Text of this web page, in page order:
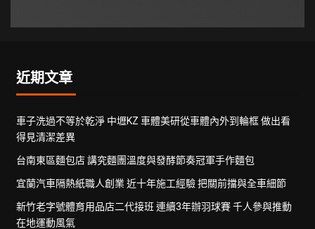
近期文章
車子洗過不等於乾淨 中壢KZ 車體美研從車體內外到輪框 做出看
得見清潔差異
台南東區麵包店 講究麵團溫度與發酵節奏冠軍手作麵包
宜蘭汽車隔熱紙職人創業 近十年施工經驗 把關前擋與全車細節
新竹老字號體育用品店二代接班 連續3年辦羽球賽 千人參與推動
在地運動風氣